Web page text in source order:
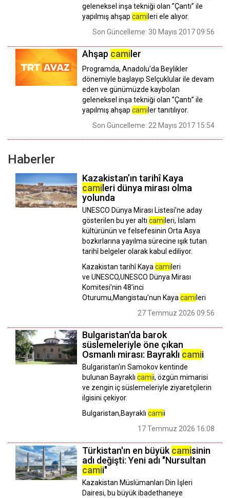
geleneksel inşa tekniği olan ”Çantı” ile
yapılmış ahşap cami leri ele alıyor.
Son Güncelleme: 30 Mayıs 2017 09:56
Ahşap camiler
Programda, Anadolu'da Beylikler
dönemiyle başlayıp Selçuklular ile devam
eden ve günümüzde kaybolan
geleneksel inşa tekniği olan ”Çantı” ile
yapılmış ahşap cami ler tanıtılıyor.
Son Güncelleme: 22 Mayıs 2017 15:54
Haberler
Kazakistan’ın tarihî Kaya
camileri dünya mirası olma
yolunda
UNESCO Dünya Mirası Listesi’ne aday
gösterilen bu yer altı cami leri, İslam
kültürünün ve felsefesinin Orta Asya
bozkırlarına yayılma sürecine ışık tutan
tarihî belgeler olarak kabul ediliyor.
Kazakistan tarihî Kaya cami leri
ve UNESCO,UNESCO Dünya Mirası
Komitesi’nin 48’inci
Oturumu,Mangistau’nun Kaya cami leri
27 Temmuz 2026 09:56
Bulgaristan'da barok
süslemeleriyle öne çıkan
Osmanlı mirası: Bayraklı camii
Bulgaristan'ın Samokov kentinde
bulunan Bayraklı camii, özgün mimarisi
ve zengin iç süslemeleriyle ziyaretçilerin
ilgisini çekiyor.
Bulgaristan,Bayraklı camii
17 Temmuz 2026 16:08
Türkistan'ın en büyük camisinin
adı değişti: Yeni adı "Nursultan
camii"
Kazakistan Müslümanları Din İşleri
Dairesi, bu büyük ibadethaneye